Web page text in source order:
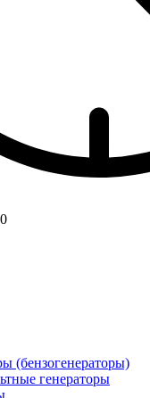
(бензогенераторы)
генераторы